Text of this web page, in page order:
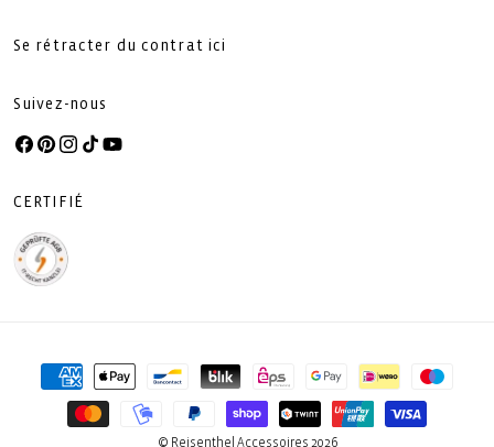
Se rétracter du contrat ici
Suivez-nous
Facebook
Pinterest
Instagram
TikTokYouTube
CERTIFIÉ
Moyens
paiement
© Reisenthel Accessoires 2026